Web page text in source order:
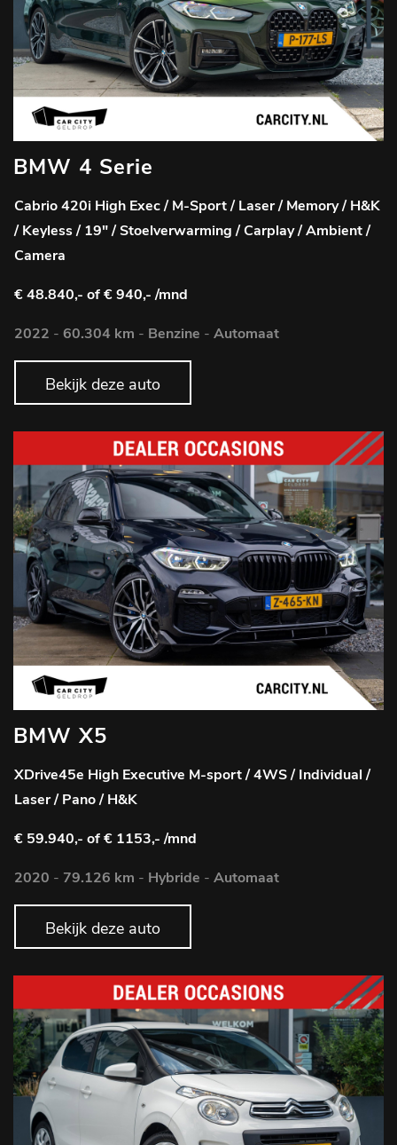
BMW 4 Serie
Cabrio 420i High Exec / M-Sport / Laser / Memory / H&K
/ Keyless / 19" / Stoelverwarming / Carplay / Ambient /
Camera
€ 48.840,- of € 940,- /mnd
2022 - 60.304 km - Benzine - Automaat
Bekijk deze auto
BMW X5
XDrive45e High Executive M-sport / 4WS / Individual /
Laser / Pano / H&K
€ 59.940,- of € 1153,- /mnd
2020 - 79.126 km - Hybride - Automaat
Bekijk deze auto